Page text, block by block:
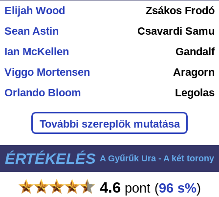
Elijah Wood
Zsákos Frodó
Sean Astin
Csavardi Samu
Ian McKellen
Gandalf
Viggo Mortensen
Aragorn
Orlando Bloom
Legolas
További szereplők mutatása
ÉRTÉKELÉS A Gyűrűk Ura - A két torony
4.6pont (96 s%)